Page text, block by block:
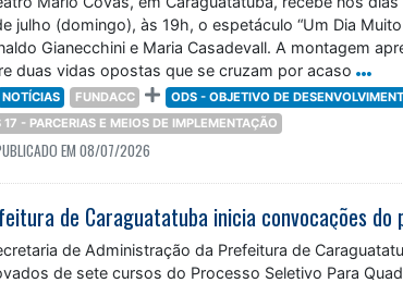
julho (domingo), às 19h, o espetáculo “Um Dia
Gianecchini e Maria Casadevall. A montagem
duas vidas opostas que se cruzam por acaso
NOTÍCIAS FUNDACC
ODS - OBJETIVO DE
17 - PARCERIAS E MEIOS DE IMPLEMENTAÇÃO
EM 08/07/2026
de Administração da Prefeitura de
de sete cursos do Processo Seletivo Para